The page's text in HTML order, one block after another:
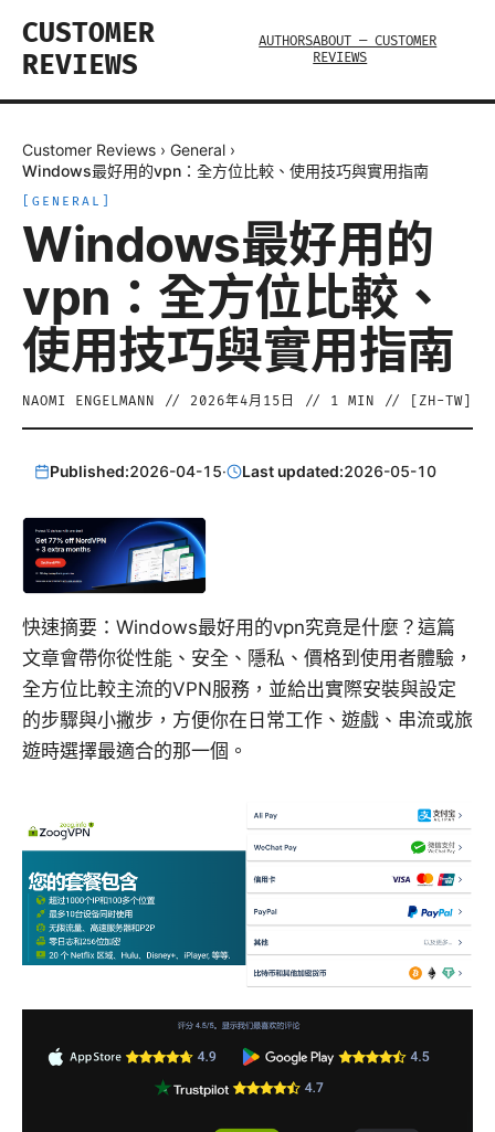
CUSTOMER
REVIEWS
AUTHORSABOUT — CUSTOMER
REVIEWS
Customer Reviews › General ›
Windows最好用的vpn：全方位比較、使用技巧與實用指南
GENERAL
Windows最好用的
vpn：全方位比較、
使用技巧與實用指南
NAOMI ENGELMANN // 2026年4月15日 // 1 MIN // [ ZH-TW
Published:2026-04-15· Last updated:2026-05-10
快速摘要：Windows最好用的vpn究竟是什麼？這篇
文章會帶你從性能、安全、隱私、價格到使用者體驗，
全方位比較主流的VPN服務，並給出實際安裝與設定
的步驟與小撇步，方便你在日常工作、遊戲、串流或旅
遊時選擇最適合的那一個。